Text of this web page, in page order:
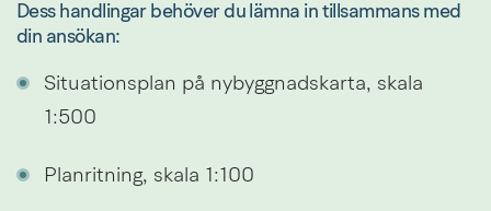
Dess handlingar behöver du lämna in tillsammans med
din ansökan:
Situationsplan på nybyggnadskarta, skala
1:500
Planritning, skala 1:100